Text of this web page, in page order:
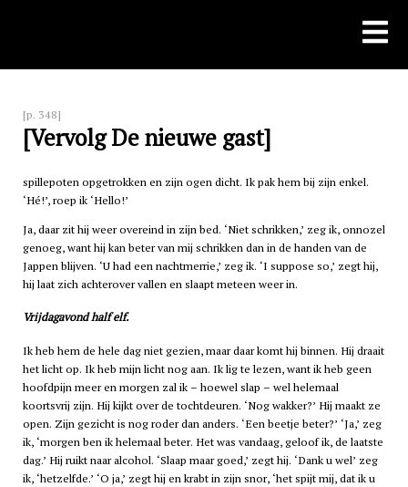
[p. 348]
[Vervolg De nieuwe gast]
spillepoten opgetrokken en zijn ogen dicht. Ik pak hem bij zijn enkel.
‘Hé!’, roep ik ‘Hello!’
Ja, daar zit hij weer overeind in zijn bed. ‘Niet schrikken,’ zeg ik, onnozel
genoeg, want hij kan beter van mij schrikken dan in de handen van de
Jappen blijven. ‘U had een nachtmerrie,’ zeg ik. ‘I suppose so,’ zegt hij,
hij laat zich achterover vallen en slaapt meteen weer in.
Vrijdagavond half elf.
Ik heb hem de hele dag niet gezien, maar daar komt hij binnen. Hij draait
het licht op. Ik heb mijn licht nog aan. Ik lig te lezen, want ik heb geen
hoofdpijn meer en morgen zal ik – hoewel slap – wel helemaal
koortsvrij zijn. Hij kijkt over de tochtdeuren. ‘Nog wakker?’ Hij maakt ze
open. Zijn gezicht is nog roder dan anders. ‘Een beetje beter?’ ‘Ja,’ zeg
ik, ‘morgen ben ik helemaal beter. Het was vandaag, geloof ik, de laatste
dag.’ Hij ruikt naar alcohol. ‘Slaap maar goed,’ zegt hij. ‘Dank u wel’ zeg
ik, ‘hetzelfde.’ ‘O ja,’ zegt hij en krabt in zijn snor, ‘het spijt mij, dat ik u